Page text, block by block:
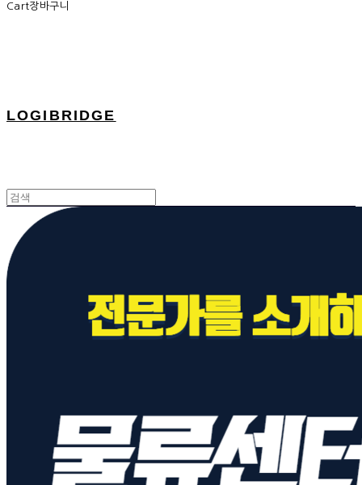
Cart장바구니
LOGIBRIDGE